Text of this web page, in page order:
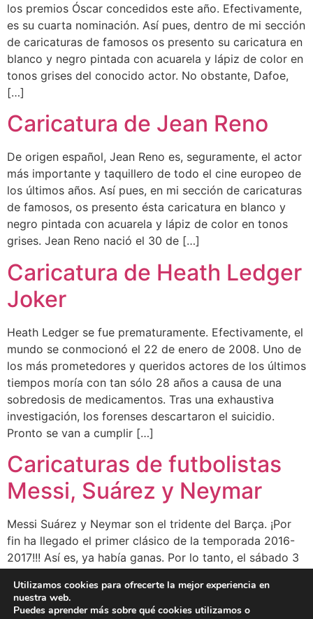
los premios Óscar concedidos este año. Efectivamente,
es su cuarta nominación. Así pues, dentro de mi sección
de caricaturas de famosos os presento su caricatura en
blanco y negro pintada con acuarela y lápiz de color en
tonos grises del conocido actor. No obstante, Dafoe,
[…]
Caricatura de Jean Reno
De origen español, Jean Reno es, seguramente, el actor
más importante y taquillero de todo el cine europeo de
los últimos años. Así pues, en mi sección de caricaturas
de famosos, os presento ésta caricatura en blanco y
negro pintada con acuarela y lápiz de color en tonos
grises. Jean Reno nació el 30 de […]
Caricatura de Heath Ledger
Joker
Heath Ledger se fue prematuramente. Efectivamente, el
mundo se conmocionó el 22 de enero de 2008. Uno de
los más prometedores y queridos actores de los últimos
tiempos moría con tan sólo 28 años a causa de una
sobredosis de medicamentos. Tras una exhaustiva
investigación, los forenses descartaron el suicidio.
Pronto se van a cumplir […]
Caricaturas de futbolistas
Messi, Suárez y Neymar
Messi Suárez y Neymar son el tridente del Barça. ¡Por
fin ha llegado el primer clásico de la temporada 2016-
2017!!! Así es, ya había ganas. Por lo tanto, el sábado 3
Madrid se enfrentarán en el Camp Nou. El Real Madrid
llega al clásico […]
Utilizamos cookies para ofrecerte la mejor experiencia en
nuestra web.
Puedes aprender más sobre qué cookies utilizamos o